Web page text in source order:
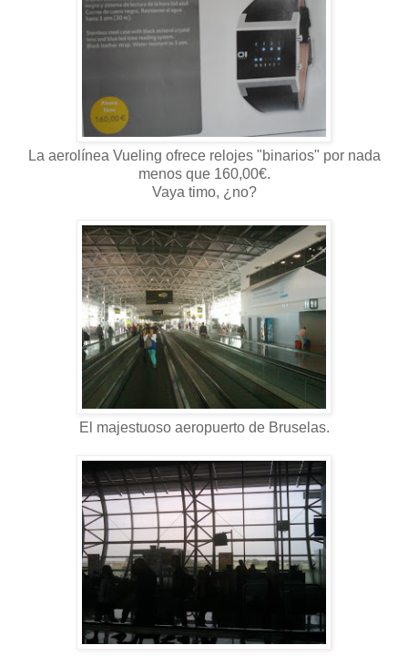
La aerolínea Vueling ofrece relojes "binarios" por nada
menos que 160,00€.
Vaya timo, ¿no?
El majestuoso aeropuerto de Bruselas.